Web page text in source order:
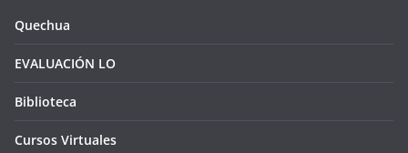
Quechua
EVALUACIÓN LO
Biblioteca
Cursos Virtuales